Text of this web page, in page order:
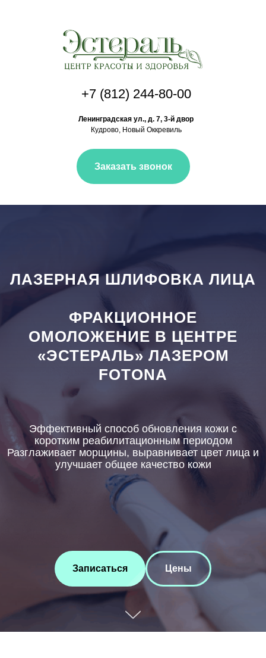
+7 (812) 244-80-00
Ленинградская ул., д. 7, 3-й двор
Кудрово, Новый Оккревиль
Заказать звонок
ЛАЗЕРНАЯ ШЛИФОВКА ЛИЦА
ФРАКЦИОННОЕ
ОМОЛОЖЕНИЕ В ЦЕНТРЕ
«ЭСТЕРАЛЬ» ЛАЗЕРОМ
FOTONA
Эффективный способ обновления кожи с
коротким реабилитационным периодом
Разглаживает морщины, выравнивает цвет лица и
улучшает общее качество кожи
Записаться Цены